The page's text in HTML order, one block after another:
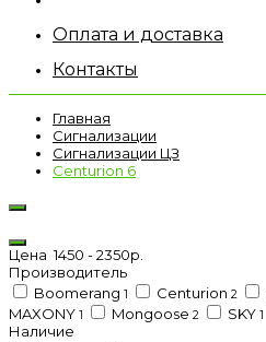
Оплата и доставка
Контакты
Главная
Сигнализации
Сигнализации ЦЗ
Centurion 6
Цена1450 -2350р.
Производитель
Boomerang 1 Centurion 2
MAXONY 1 Mongoose 2 SKY 1
Наличие